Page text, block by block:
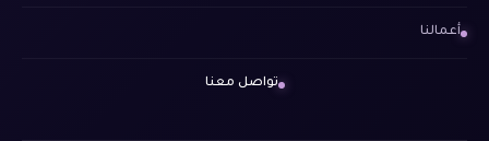
أعمالنا
تواصل معنا